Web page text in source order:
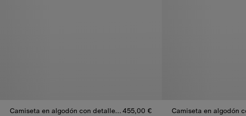
Camiseta en algodón con detalle Check 455,00 €